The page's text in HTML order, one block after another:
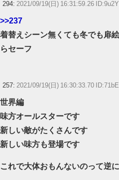
294: 2021/09/19(日) 16:31:59.26
>>237
着替えシーン無くても冬でも扉
らセーフ
257: 2021/09/19(日) 16:30:33.70
世界編
味方オールスターです
新しい敵がたくさんです
新しい味方も登場です
これで大体おもんないのって逆